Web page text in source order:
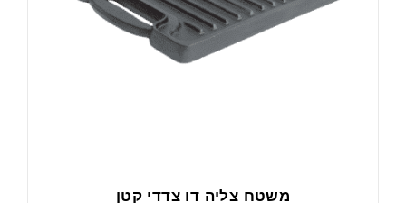
משטח צליה דו צדדי קטן